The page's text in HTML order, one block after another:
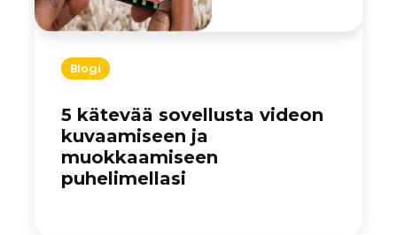
Blogi
5 kätevää sovellusta videon
kuvaamiseen ja
muokkaamiseen
puhelimellasi